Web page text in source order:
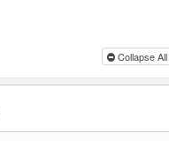
Collapse All